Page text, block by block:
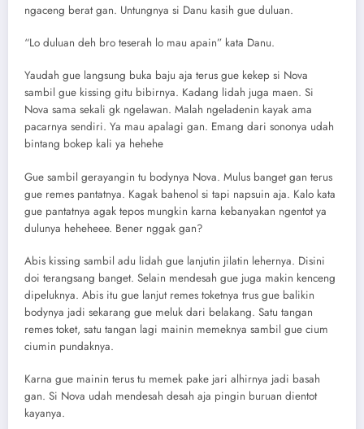
ngaceng berat gan. Untungnya si Danu kasih gue duluan.
“Lo duluan deh bro teserah lo mau apain” kata Danu.
Yaudah gue langsung buka baju aja terus gue kekep si Nova
sambil gue kissing gitu bibirnya. Kadang lidah juga maen. Si
Nova sama sekali gk ngelawan. Malah ngeladenin kayak ama
pacarnya sendiri. Ya mau apalagi gan. Emang dari sononya udah
bintang bokep kali ya hehehe
Gue sambil gerayangin tu bodynya Nova. Mulus banget gan terus
gue remes pantatnya. Kagak bahenol si tapi napsuin aja. Kalo kata
gue pantatnya agak tepos mungkin karna kebanyakan ngentot ya
dulunya heheheee. Bener nggak gan?
Abis kissing sambil adu lidah gue lanjutin jilatin lehernya. Disini
doi terangsang banget. Selain mendesah gue juga makin kenceng
dipeluknya. Abis itu gue lanjut remes toketnya trus gue balikin
bodynya jadi sekarang gue meluk dari belakang. Satu tangan
remes toket, satu tangan lagi mainin memeknya sambil gue cium
ciumin pundaknya.
Karna gue mainin terus tu memek pake jari alhirnya jadi basah
gan. Si Nova udah mendesah desah aja pingin buruan dientot
kayanya.